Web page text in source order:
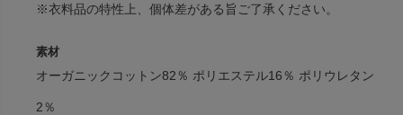
※衣料品の特性上、個体差がある旨ご了承ください。
素材
オーガニックコットン82％ ポリエステル16％ ポリウレタン
2％